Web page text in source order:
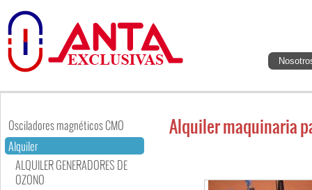
Osciladores magnéticos CMO
Alquiler
ALQUILER GENERADORES DE
OZONO
Alquiler maquinaria